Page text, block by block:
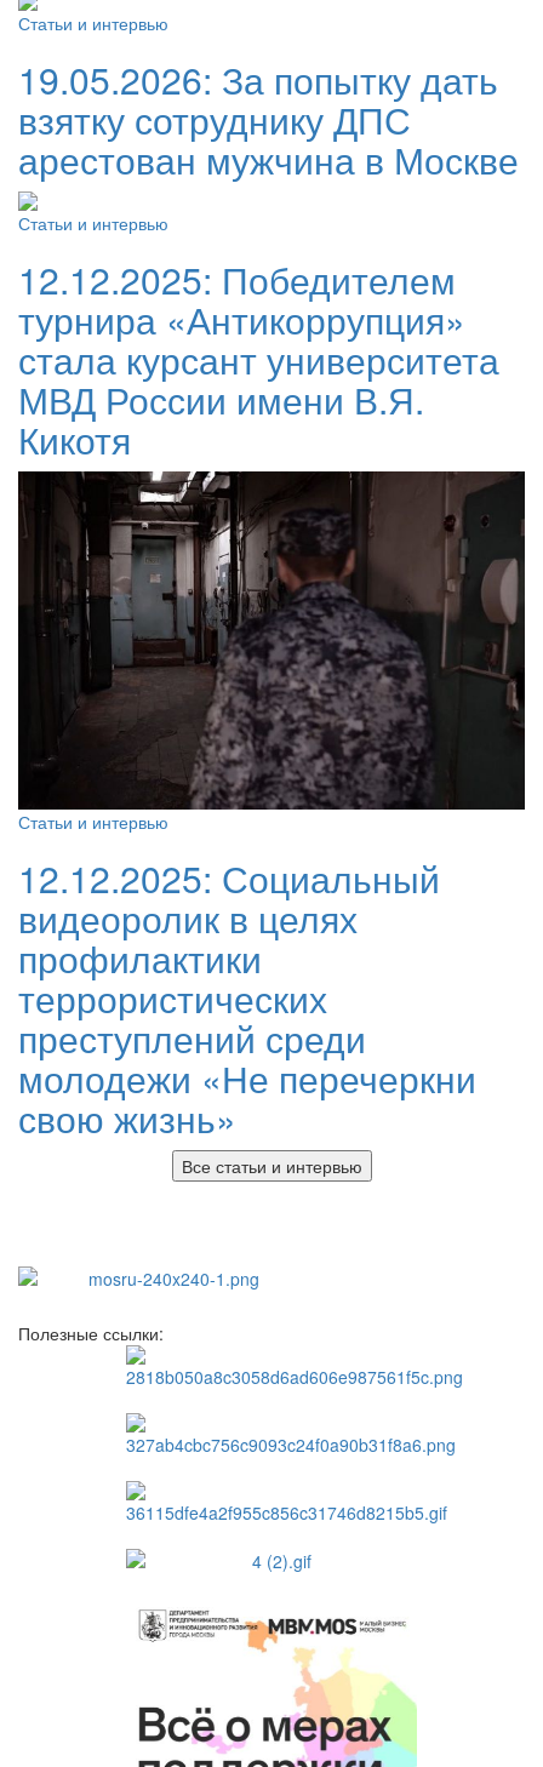
Статьи и интервью
19.05.2026: За попытку дать
взятку сотруднику ДПС
арестован мужчина в Москве
Статьи и интервью
12.12.2025: Победителем
турнира «Антикоррупция»
стала курсант университета
МВД России имени В.Я.
Кикотя
Статьи и интервью
12.12.2025: Социальный
видеоролик в целях
профилактики
террористических
преступлений среди
молодежи «Не перечеркни
свою жизнь»
Все статьи и интервью
Полезные ссылки: